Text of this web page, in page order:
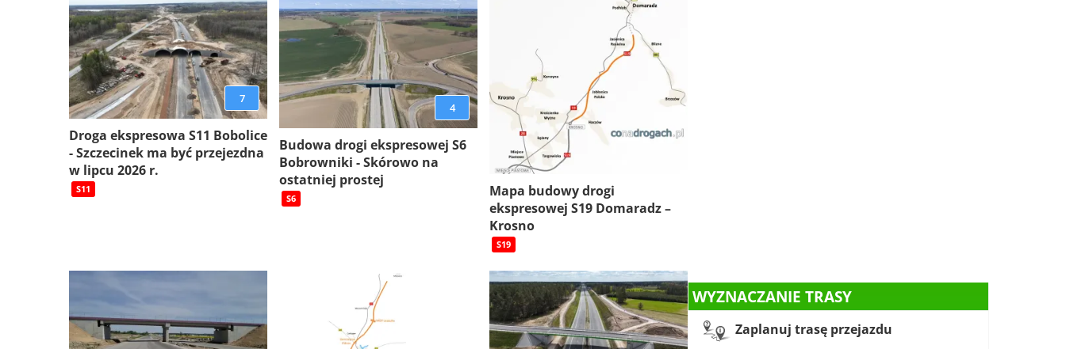
7
Droga ekspresowa S11 Bobolice
- Szczecinek ma być przejezdna
w lipcu 2026 r.
S11
4
Budowa drogi ekspresowej S6
Bobrowniki - Skórowo na
ostatniej prostej
S6
Mapa budowy drogi
ekspresowej S19 Domaradz –
Krosno
S19
WYZNACZANIE TRASY
Zaplanuj trasę przejazdu